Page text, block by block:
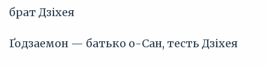
брат Дзіхея
Ґодзаемон — батько о-Сан, тесть Дзіхея